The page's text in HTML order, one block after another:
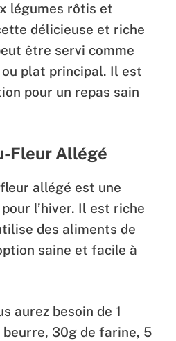
légumes rôtis et
délicieuse et riche
être servi comme
plat principal. Il est
pour un repas sain
Fleur Allégé
allégé est une
l’hiver. Il est riche
des aliments de
saine et facile à
aurez besoin de 1
30g de farine, 5